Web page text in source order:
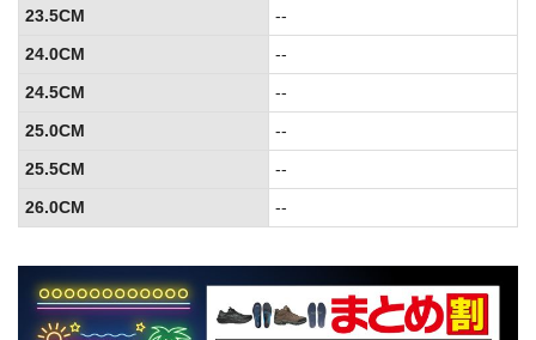
23.5CM
--
24.0CM
--
24.5CM
--
25.0CM
--
25.5CM
--
26.0CM
--